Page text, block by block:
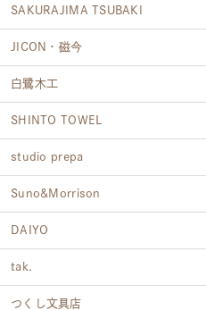
SAKURAJIMA TSUBAKI
JICON・磁今
白鷺木工
SHINTO TOWEL
studio prepa
Suno&Morrison
DAIYO
tak.
つくし文具店